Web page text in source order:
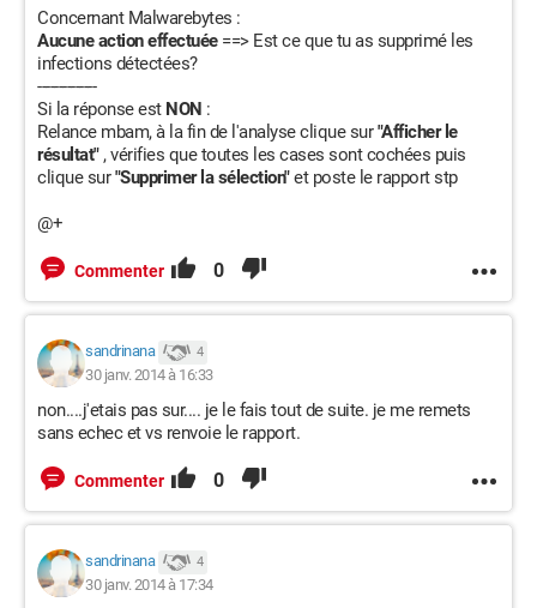
Concernant Malwarebytes :
Aucune action effectuée==> Est ce que tu as supprimé les
infections détectées?
--------------
Si la réponse estNON :
Relance mbam, à la fin de l'analyse clique sur"Afficher le
résultat" , vérifies que toutes les cases sont cochées puis
clique sur"Supprimer la sélection"et poste le rapport stp
@+
Commenter 0
sandrinana 4
30 janv. 2014 à 16:33
non....j'etais pas sur.... je le fais tout de suite. je me remets
sans echec et vs renvoie le rapport.
Commenter 0
sandrinana 4
30 janv. 2014 à 17:34